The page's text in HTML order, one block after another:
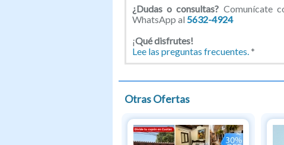
¿Dudas o consultas? Comunícate
WhatsApp al 5632-4924
¡Qué disfrutes!
Lee las preguntas frecuentes.*
Otras Ofertas